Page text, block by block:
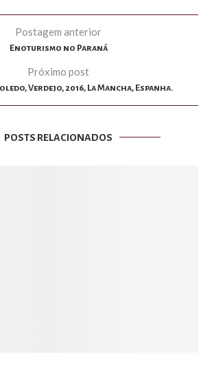
Postagem anterior
Enoturismo no Paraná
Próximo post
Verdejo, 2016, La Mancha, Espanha.
POSTS RELACIONADOS